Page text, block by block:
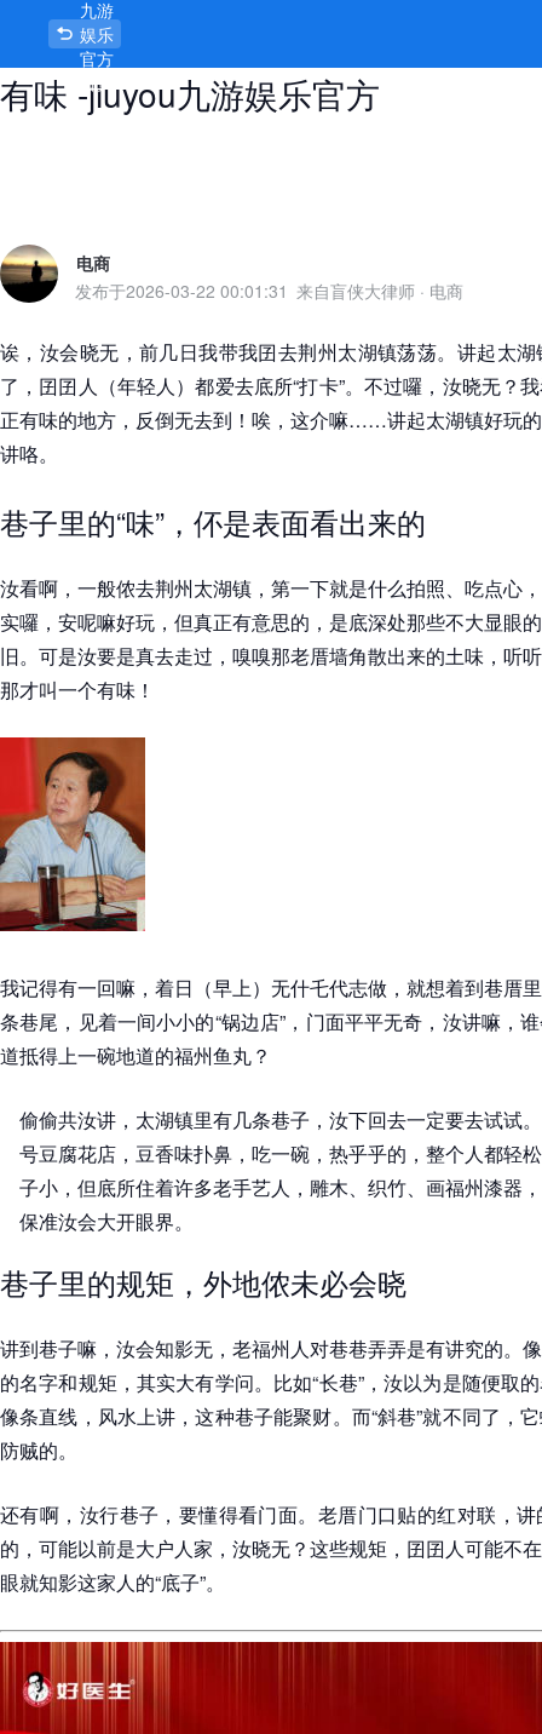
荆州太湖镇好玩的巷子，巷里巷外都
有味 -jiuyou九游娱乐官方
九游
娱乐
官方
首页
电商
发布于2026-03-22 00:01:31 来自盲侠大律师 · 电商
诶，汝会晓无，前几日我带我囝去荆州太湖镇荡荡。讲起太
了，囝囝人（年轻人）都爱去底所“打卡”。不过囉，汝晓无？
正有味的地方，反倒无去到！唉，这介嘛……讲起太湖镇好玩
讲咯。
巷子里的“味”，伓是表面看出来的
汝看啊，一般侬去荆州太湖镇，第一下就是什么拍照、吃点心
实囉，安呢嘛好玩，但真正有意思的，是底深处那些不大显眼
旧。可是汝要是真去走过，嗅嗅那老厝墙角散出来的土味，听
那才叫一个有味！
我记得有一回嘛，着日（早上）无什乇代志做，就想着到巷厝
条巷尾，见着一间小小的“锅边店”，门面平平无奇，汝讲嘛，
道抵得上一碗地道的福州鱼丸？
偷偷共汝讲，太湖镇里有几条巷子，汝下回去一定要去试试
号豆腐花店，豆香味扑鼻，吃一碗，热乎乎的，整个人都轻
子小，但底所住着许多老手艺人，雕木、织竹、画福州漆器
保准汝会大开眼界。
巷子里的规矩，外地侬未必会晓
讲到巷子嘛，汝会知影无，老福州人对巷巷弄弄是有讲究的。
的名字和规矩，其实大有学问。比如“长巷”，汝以为是随便取
像条直线，风水上讲，这种巷子能聚财。而“斜巷”就不同了，
防贼的。
还有啊，汝行巷子，要懂得看门面。老厝门口贴的红对联，
的，可能以前是大户人家，汝晓无？这些规矩，囝囝人可能不
眼就知影这家人的“底子”。